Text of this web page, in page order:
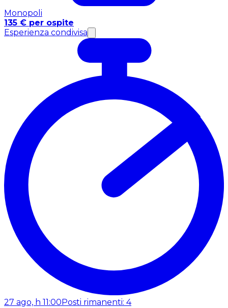
Monopoli
135 € per ospite
Esperienza condivisa
27 ago, h 11:00 Posti rimanenti: 4